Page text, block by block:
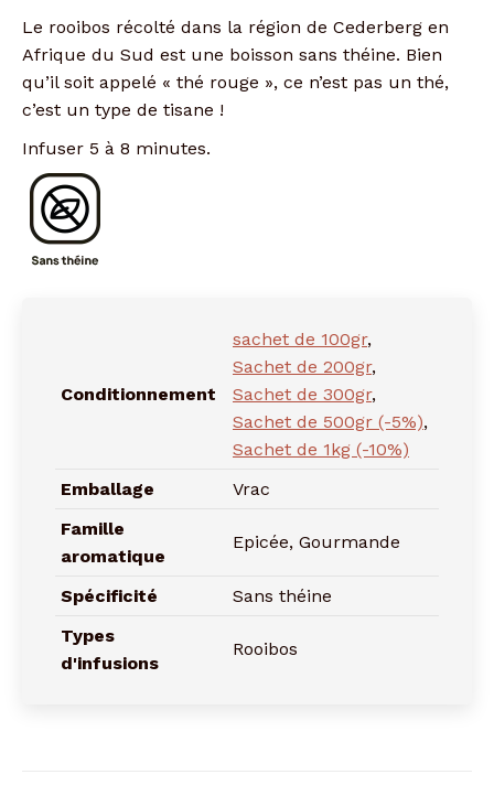
Le rooibos récolté dans la région de Cederberg en
Afrique du Sud est une boisson sans théine. Bien
qu’il soit appelé « thé rouge », ce n’est pas un thé,
c’est un type de tisane !
Infuser 5 à 8 minutes.
Conditionnement
sachet de 100gr,
Sachet de 200gr,
Sachet de 300gr,
Sachet de 500gr (-5%),
Sachet de 1kg (-10%)
Emballage
Vrac
Famille
aromatique
Epicée, Gourmande
Spécificité
Sans théine
Types
d'infusions
Rooibos